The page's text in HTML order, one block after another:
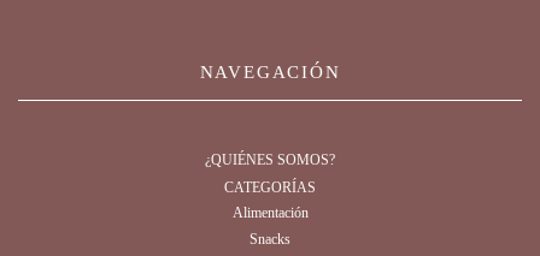
NAVEGACIÓN
¿QUIÉNES SOMOS?
CATEGORÍAS
Alimentación
Snacks